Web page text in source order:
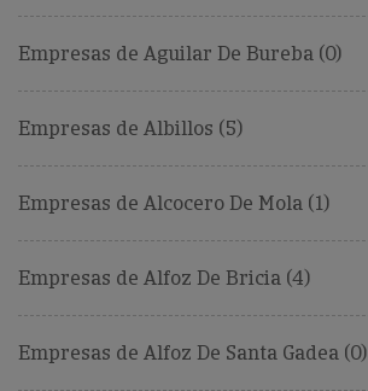
Empresas de Aguilar De Bureba (0)
Empresas de Albillos (5)
Empresas de Alcocero De Mola (1)
Empresas de Alfoz De Bricia (4)
Empresas de Alfoz De Santa Gadea (0)